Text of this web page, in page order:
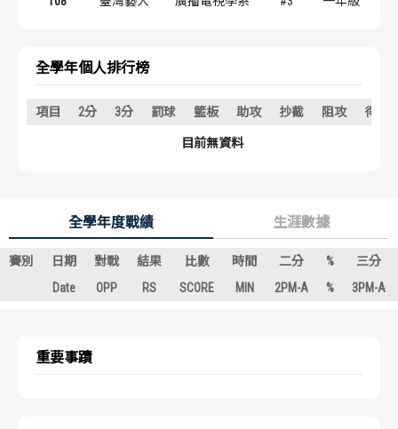
全學年個人排行榜
項目 2分 3分 罰球 籃板 助攻 抄截 阻攻 得分
目前無資料
全學年度戰績 生涯數據
賽別 日期 對戰 結果 比數 時間 二分 %
三分
Date
OPP RS SCORE MIN 2PM-A % 3PM-A
重要事蹟